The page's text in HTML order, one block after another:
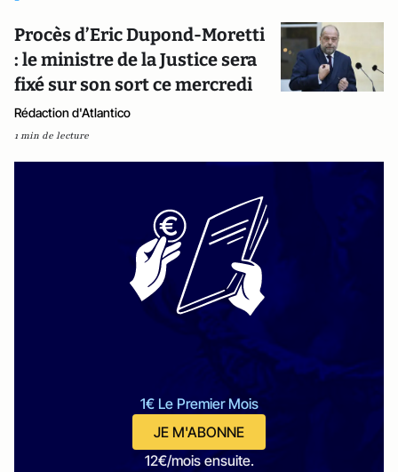
Procès d’Eric Dupond-Moretti
: le ministre de la Justice sera
fixé sur son sort ce mercredi
Rédaction d'Atlantico
1 min de lecture
1€ Le Premier Mois
JE M'ABONNE
12€/mois ensuite.